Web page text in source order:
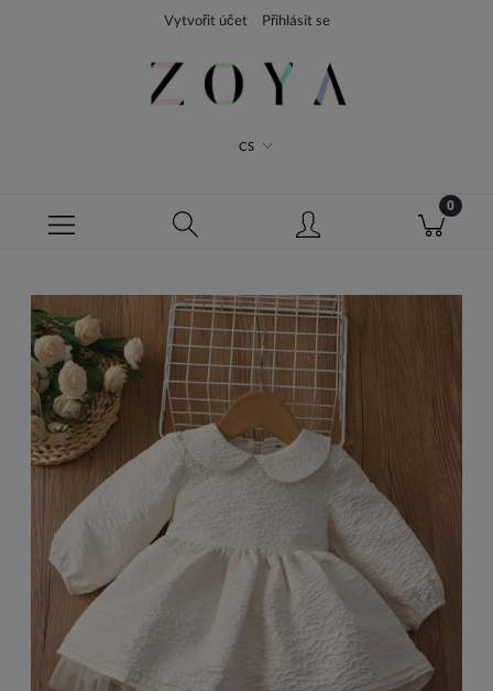
Vytvořit účet Přihlásit se
CS